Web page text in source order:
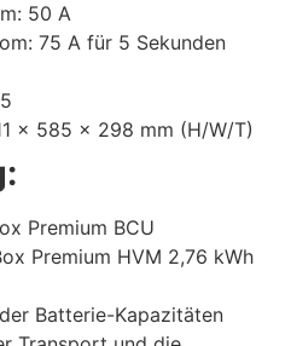
50 A
75 A für 5 Sekunden
x 585 x 298 mm (H/W/T)
Premium BCU
Premium HVM 2,76 kWh
Batterie-Kapazitäten